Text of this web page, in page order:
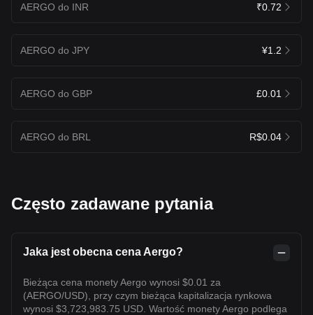
AERGO do INR ₹0.72
AERGO do JPY ¥1.2
AERGO do GBP £0.01
AERGO do BRL R$0.04
Często zadawane pytania
Jaka jest obecna cena Aergo?
Bieżąca cena monety Aergo wynosi $0.01 za
(AERGO/USD), przy czym bieżąca kapitalizacja rynkowa
wynosi $3,723,983.75 USD. Wartość monety Aergo podlega